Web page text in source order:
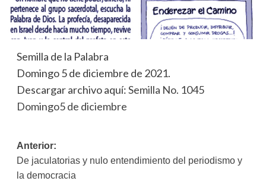
Semilla de la Palabra
Domingo 5 de diciembre de 2021.
Descargar archivo aquí:Semilla No. 1045
Domingo5 de diciembre
Navegación
de
Anterior:
De jaculatorias y nulo entendimiento del periodismo y
la democracia